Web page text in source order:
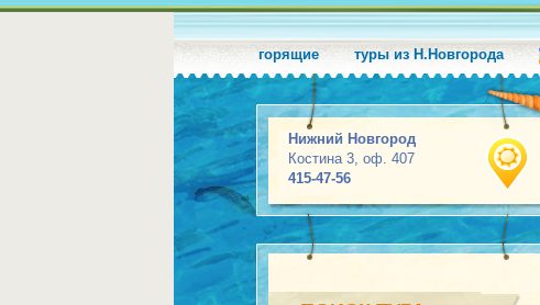
горящие туры из Н.Новгорода
Нижний Новгород
Костина 3, оф. 407
415-47-56